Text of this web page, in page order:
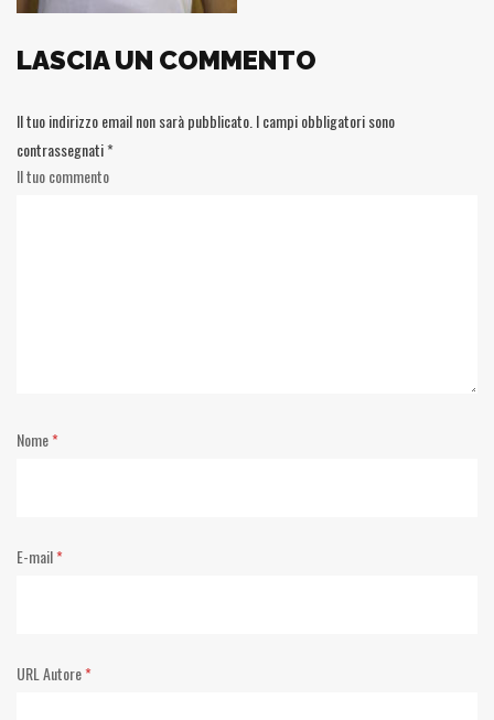
LASCIA UN COMMENTO
Il tuo indirizzo email non sarà pubblicato. I campi obbligatori sono
contrassegnati*
Il tuo commento
Nome*
E-mail*
URL Autore*